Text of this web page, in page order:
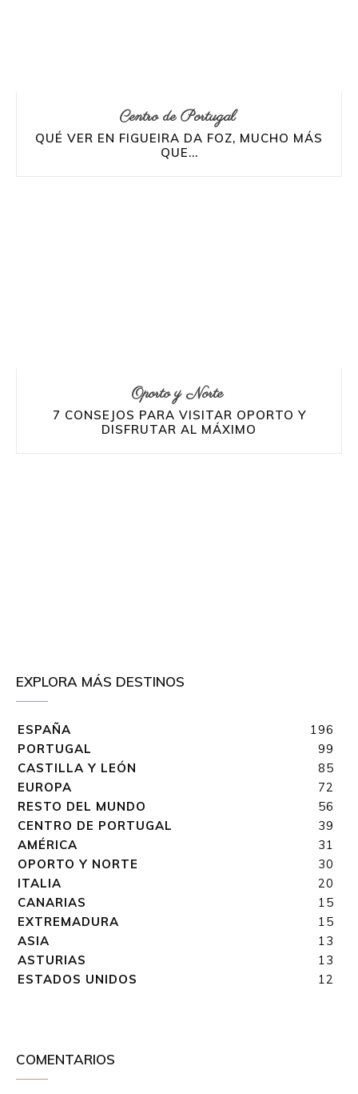
Centro de Portugal
QUÉ VER EN FIGUEIRA DA FOZ, MUCHO MÁS
QUE...
Oporto y Norte
7 CONSEJOS PARA VISITAR OPORTO Y
DISFRUTAR AL MÁXIMO
EXPLORA MÁS DESTINOS
ESPAÑA
196
PORTUGAL
99
CASTILLA Y LEÓN
85
EUROPA
72
RESTO DEL MUNDO
56
CENTRO DE PORTUGAL
39
AMÉRICA
31
OPORTO Y NORTE
30
ITALIA
20
CANARIAS
15
EXTREMADURA
15
ASIA
13
ASTURIAS
13
ESTADOS UNIDOS
12
COMENTARIOS